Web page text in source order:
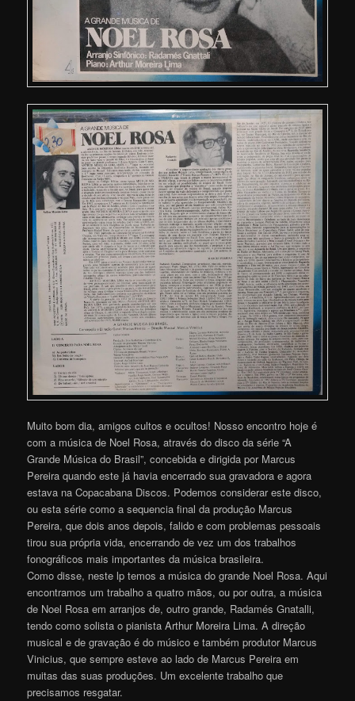
Muito bom dia, amigos cultos e ocultos! Nosso encontro hoje é
com a música de Noel Rosa, através do disco da série “A
Grande Música do Brasil”, concebida e dirigida por Marcus
Pereira quando este já havia encerrado sua gravadora e agora
estava na Copacabana Discos. Podemos considerar este disco,
ou esta série como a sequencia final da produção Marcus
Pereira, que dois anos depois, falido e com problemas pessoais
tirou sua própria vida, encerrando de vez um dos trabalhos
fonográficos mais importantes da música brasileira.
Como disse, neste lp temos a música do grande Noel Rosa. Aqui
encontramos um trabalho a quatro mãos, ou por outra, a música
de Noel Rosa em arranjos de, outro grande, Radamés Gnatalli,
tendo como solista o pianista Arthur Moreira Lima. A direção
musical e de gravação é do músico e também produtor Marcus
Vinicius, que sempre esteve ao lado de Marcus Pereira em
muitas das suas produções. Um excelente trabalho que
precisamos resgatar.